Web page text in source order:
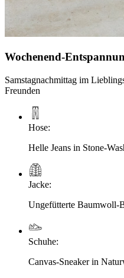
Wochenend-
Samstagnachmittag im
Freunden
Hose:
Helle Jeans in Stone-
Jacke:
Ungefütterte Baumwoll-
Schuhe:
Canvas-Sneaker in